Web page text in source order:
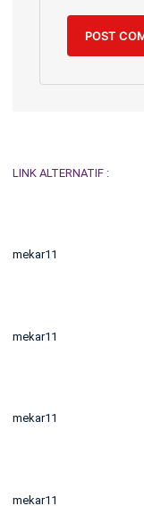
LINK ALTERNATIF :
mekar11
mekar11
mekar11
mekar11